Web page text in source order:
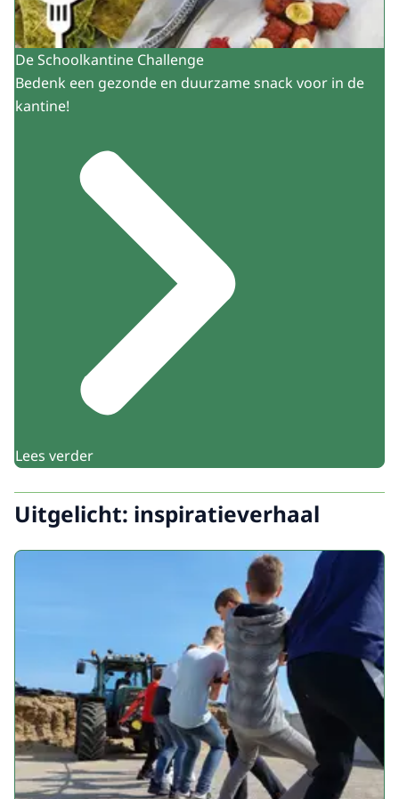
De Schoolkantine Challenge
Bedenk een gezonde en duurzame snack voor in de
kantine!
Lees verder
Uitgelicht: inspiratieverhaal